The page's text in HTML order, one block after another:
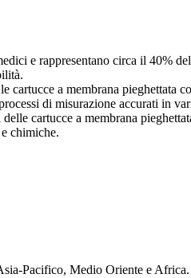
e rappresentano circa il 40%
cartucce a membrana pieghettata
di misurazione accurati in
cartucce a membrana
chimiche.
Pacifico, Medio Oriente e